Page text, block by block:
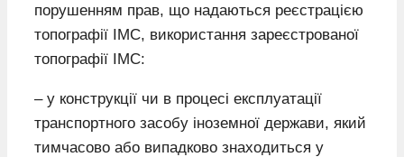
порушенням прав, що надаються реєстрацією
топографії ІМС, використання зареєстрованої
топографії ІМС:
– у конструкції чи в процесі експлуатації
транспортного засобу іноземної держави, який
тимчасово або випадково знаходиться у